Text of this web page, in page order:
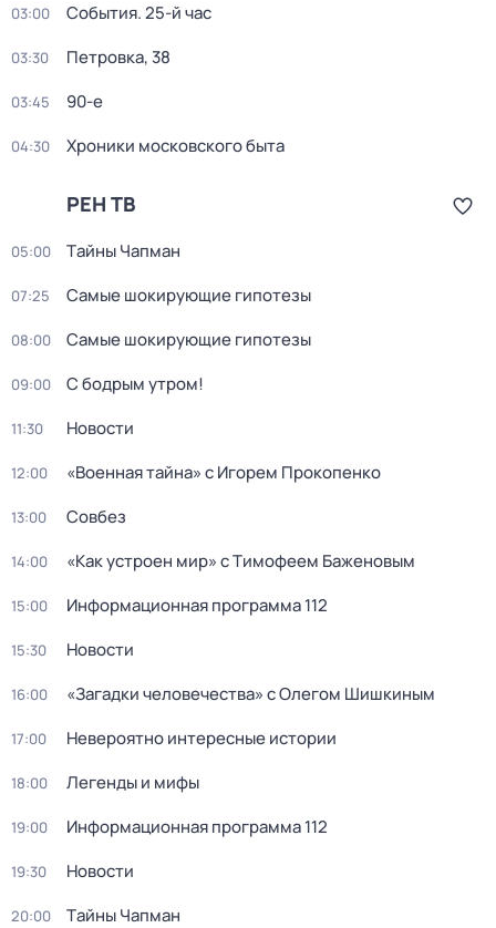
03:00 События. 25-й час
03:30 Петровка, 38
03:45 90-е
04:30 Хроники московского быта
РЕН ТВ
05:00 Тaйны Чапман
07:25 Самые шoкиpующие гипотезы
08:00 Самые шoкиpующие гипотезы
09:00 С бодрым утром!
11:30 Новости
12:00 «Военная тайна» с Игорем Прокопенко
13:00 Совбез
14:00 «Как устроен мир» с Тимофеем Баженовым
15:00 Информационная программа 112
15:30 Новости
16:00 «Загадки человечества» с Олегом Шишкиным
17:00 Невероятно интересные истории
18:00 Легенды и мифы
19:00 Информационная программа 112
19:30 Новости
20:00 Тaйны Чапман